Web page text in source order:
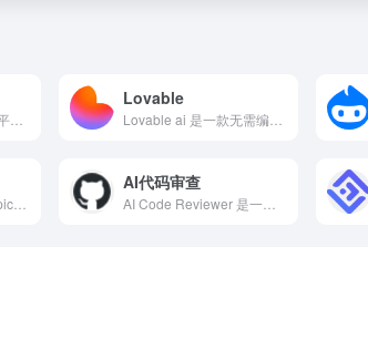
Dify ai 是一个LLMOps平台，提供AI聊天机器人...
Lovable
claude code 是Anthropic推出的终端AI编...
AI代码审查
AI Code Reviewer 是一款人工智能AI代码检查...